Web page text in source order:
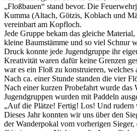
„Floßbauen“ stand bevor. Die
Kumma (Altach, Götzis, Koblach und
vereinbart am Kopfloch.
Jede Gruppe bekam das gleiche
kleine Baumstämme und so viel Schnur
Druck konnte jede Jugendgruppe ihr
Kreativität waren dafür keine Grenzen
war es ein Floß zu konstruieren, welches
Nach ca. einer Stunde standen die vier
Nach einer kurzen Probefahrt wurde das
Jugendgruppen wurden mit Paddeln
„Auf die Plätze! Fertig! Los! Und rudern
Dieses Jahr konnten wir uns über den
der Wanderpokal vom vorherigen